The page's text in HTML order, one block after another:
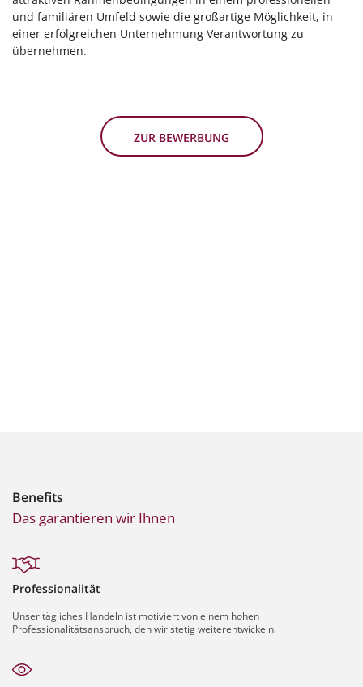
und familiären Umfeld sowie die großartige Möglichkeit, in
einer erfolgreichen Unternehmung Verantwortung zu
übernehmen.
ZUR BEWERBUNG
Benefits
Das garantieren wir Ihnen
Professionalität
Unser tägliches Handeln ist motiviert von einem hohen
Professionalitätsanspruch, den wir stetig weiterentwickeln.